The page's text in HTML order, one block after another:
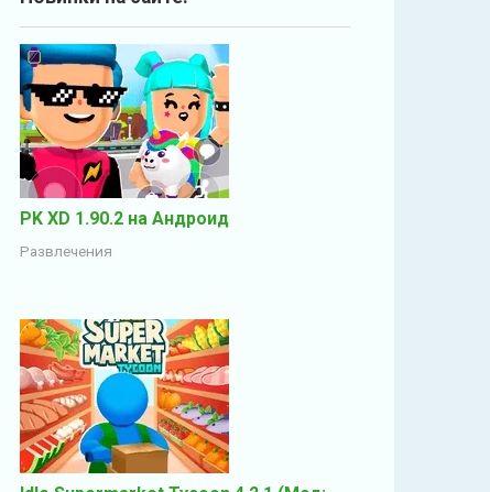
к
:
PK XD 1.90.2 на Андроид
Развлечения